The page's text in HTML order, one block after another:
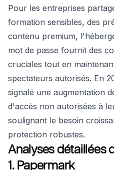
Pour les entreprises
formation sensibles, des
contenu premium,
mot de passe fournit des
cruciales tout en
spectateurs autorisés. En
signalé une augmentation
d'accès non autorisées à
soulignant le besoin
protection robustes.
Analyses détaillées
1. Papermark